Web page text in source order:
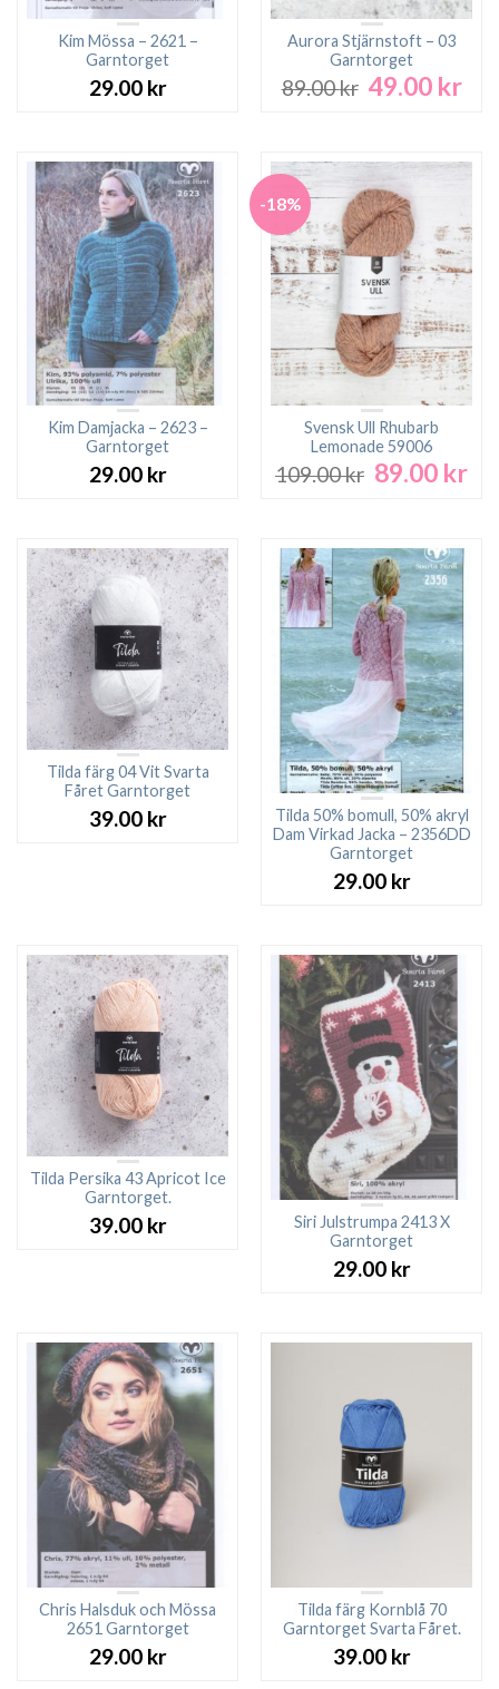
Kim Mössa – 2621 –
Garntorget
29.00 kr
Aurora Stjärnstoft – 03
Garntorget
89.00kr Det
ursprungliga
89.00 kr.
49.00 krDet
Kim Damjacka – 2623 –
Garntorget
29.00 kr
-18%
Svensk Ull Rhubarb
Lemonade 59006
109.00kr Det
109.00 kr.
89.00 kr
Tilda färg 04 Vit Svarta
Fåret Garntorget
39.00 kr
Tilda 50% bomull, 50% akryl
Dam Virkad Jacka – 2356DD
Garntorget
29.00 kr
Tilda Persika 43 Apricot Ice
Garntorget.
39.00 kr
Siri Julstrumpa 2413 X
Garntorget
29.00 kr
Chris Halsduk och Mössa
2651 Garntorget
29.00 kr
Tilda färg Kornblå 70
Garntorget Svarta Fåret.
39.00 kr